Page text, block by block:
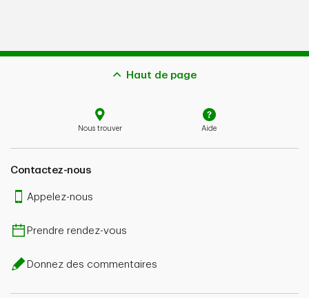
Haut de page
Nous trouver Aide
Contactez-nous
Appelez-nous
Prendre rendez-vous
Donnez des commentaires